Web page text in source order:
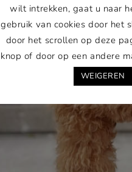
wilt intrekken, gaat u naar
gebruik van cookies door het
door het scrollen op deze
knop of door op een andere
WEIGEREN